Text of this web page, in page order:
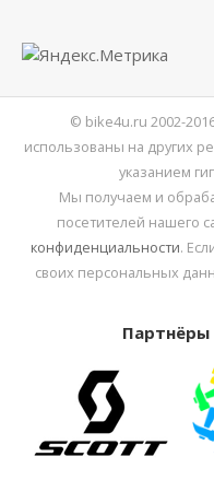
© bike4u.ru 2002-
использованы на других
указанием
Мы получаем и
посетителей нашего
конфиденциальности.
своих персональных
Партнёры